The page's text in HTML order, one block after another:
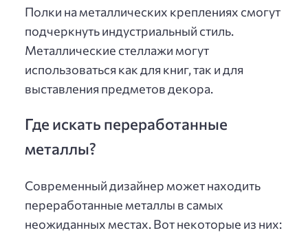
Полки на металлических креплениях смогут
подчеркнуть индустриальный стиль.
Металлические стеллажи могут
использоваться как для книг, так и для
выставления предметов декора.
Где искать переработанные
металлы?
Современный дизайнер может находить
переработанные металлы в самых
неожиданных местах. Вот некоторые из них: